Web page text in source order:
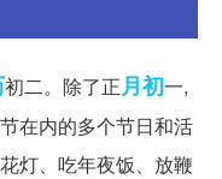
初二。除了正月初一,
在内的多个节日和活
灯、吃年夜饭、放鞭